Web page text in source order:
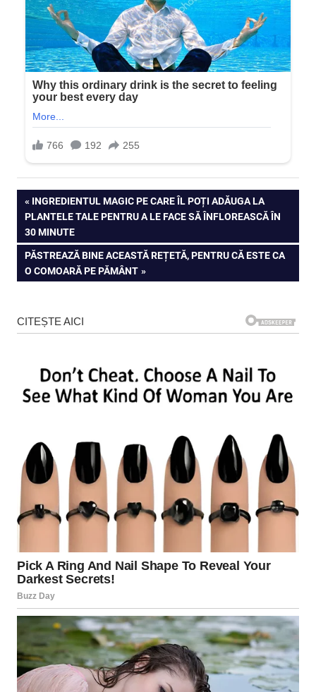
Navigare
în
articole
PREVIOUS
POST:
INGREDIENTUL MAGIC PE CARE ÎL POȚI ADĂUGA LA
PLANTELE TALE PENTRU A LE FACE SĂ ÎNFLOREASCĂ ÎN
30 MINUTE
NEXT
POST:
PĂSTREAZĂ BINE ACEASTĂ REȚETĂ, PENTRU CĂ ESTE CA
O COMOARĂ PE PĂMÂNT